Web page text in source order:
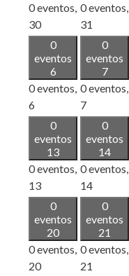
0 eventos,
30
0 eventos,
31
0
eventos
6
0 eventos,
6
0
eventos
7
0 eventos,
7
0
eventos
13
0 eventos,
13
0
eventos
14
0 eventos,
14
0
eventos
20
0 eventos,
20
0
eventos
21
0 eventos,
21